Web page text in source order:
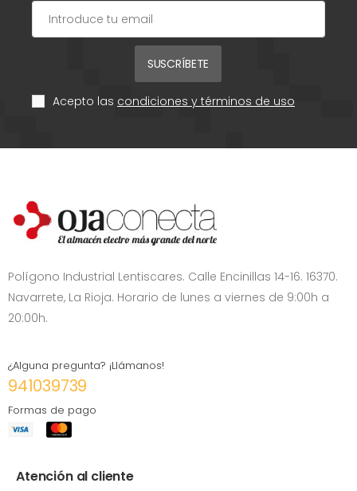
SUSCRÍBETE
Acepto las condiciones y términos de uso
Polígono Industrial Lentiscares. Calle Encinillas 14-16. 16370.
Navarrete, La Rioja. Horario de lunes a viernes de 9:00h a
20:00h.
¿Alguna pregunta? ¡Llámanos!
941039739
Formas de pago
Atención al cliente